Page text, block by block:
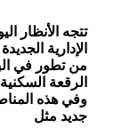
تتجه الأنظار
الإدارية
من تطور في
الرقعة
وفي هذه
جديد مثل